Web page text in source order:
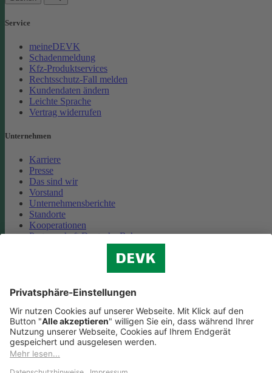
Service
meineDEVK
Schadenmeldung
Kfz-Produktservices
Rechtsschutz-Fall melden
Kundendaten ändern
Leichte Sprache
Vertrag widerrufen
Unternehmen
Karriere
Presse
Das sind wir
Vorstand
Unternehmensberichte
Standorte
Kooperationen
Partnerschaft Deutsche Bahn
Cookie-Einstellungen
Datenschutz
Impressum
Streitbeilegung